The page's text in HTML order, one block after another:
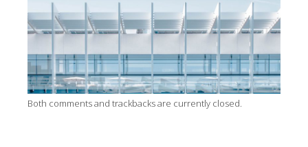
Both comments and trackbacks are currently closed.